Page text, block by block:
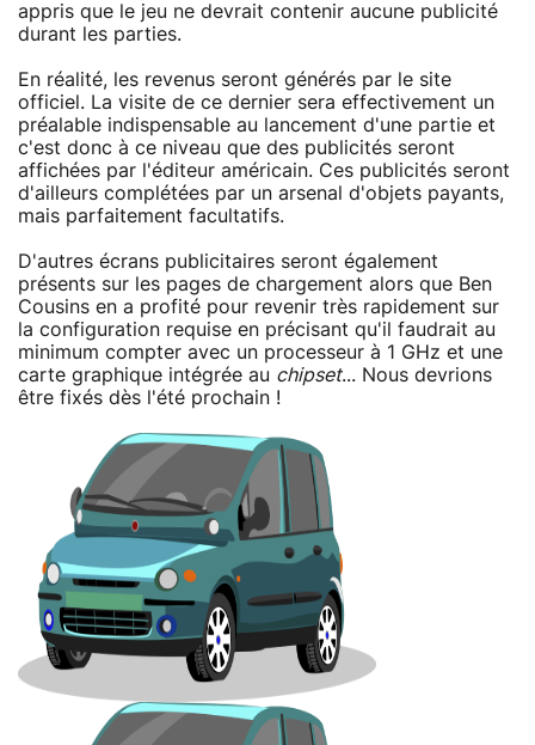
appris que le jeu ne devrait contenir aucune publicité
durant les parties.
En réalité, les revenus seront générés par le site
officiel. La visite de ce dernier sera effectivement un
préalable indispensable au lancement d'une partie et
c'est donc à ce niveau que des publicités seront
affichées par l'éditeur américain. Ces publicités seront
d'ailleurs complétées par un arsenal d'objets payants,
mais parfaitement facultatifs.
D'autres écrans publicitaires seront également
présents sur les pages de chargement alors que Ben
Cousins en a profité pour revenir très rapidement sur
la configuration requise en précisant qu'il faudrait au
minimum compter avec un processeur à 1 GHz et une
carte graphique intégrée au chipset... Nous devrions
être fixés dès l'été prochain !